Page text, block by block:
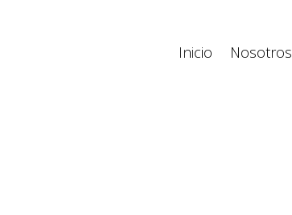
Inicio Nosotros